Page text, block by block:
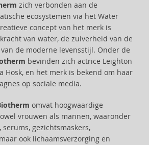
zich verbonden aan de
ecosystemen via het Water
concept van het merk is
van water, de zuiverheid van de
de moderne levensstijl. Onder de
bevinden zich actrice Leighton
Hosk, en het merk is bekend om haar
op sociale media.
omvat hoogwaardige
vrouwen als mannen, waaronder
gezichtsmaskers,
ook lichaamsverzorging en